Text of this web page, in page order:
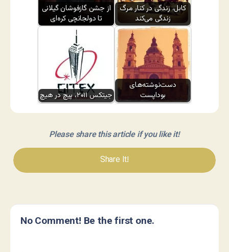
از جشن گازفوشان گیلانی
تا دولجانچی کره‌ای
کابل، زندگی در کنار مرگ
زندگی می‌کند
جیتکس ۲۰۱۱، پیچ در هیچ
دست‌نوشته‌های
بوداپست
Please share this article if you like it!
Share It!
No Comment! Be the first one.